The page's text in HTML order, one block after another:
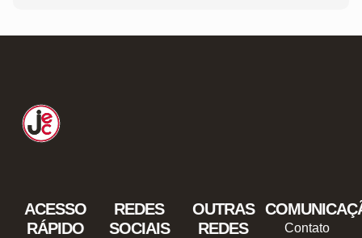
ACESSO
RÁPIDO
REDES
SOCIAIS
OUTRAS
REDES
Contato